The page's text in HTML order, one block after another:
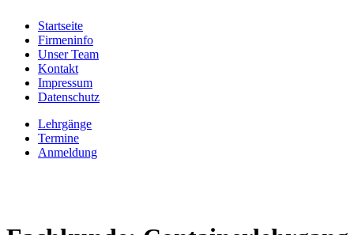
Startseite
Firmeninfo
Unser Team
Kontakt
Impressum
Datenschutz
Lehrgänge
Termine
Anmeldung